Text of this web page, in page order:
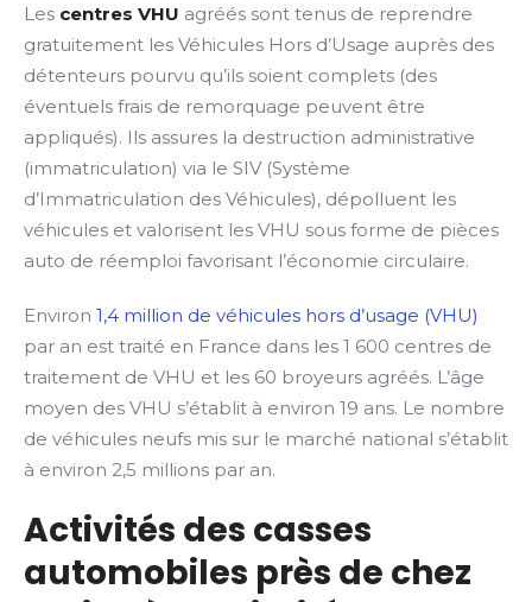
Les centres VHU agréés sont tenus de reprendre
gratuitement les Véhicules Hors d’Usage auprès des
détenteurs pourvu qu’ils soient complets (des
éventuels frais de remorquage peuvent être
appliqués). Ils assures la destruction administrative
(immatriculation) via le SIV (Système
d’Immatriculation des Véhicules), dépolluent les
véhicules et valorisent les VHU sous forme de pièces
auto de réemploi favorisant l’économie circulaire.
Environ 1,4 million de véhicules hors d’usage (VHU)
par an est traité en France dans les 1 600 centres de
traitement de VHU et les 60 broyeurs agréés. L’âge
moyen des VHU s’établit à environ 19 ans. Le nombre
de véhicules neufs mis sur le marché national s’établit
à environ 2,5 millions par an.
Activités des casses
automobiles près de chez